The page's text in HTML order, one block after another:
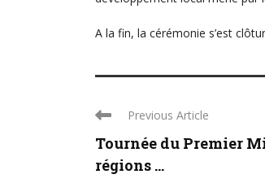
A la fin, la cérémonie s’est
Previous Article
Tournée du Premier
régions ...